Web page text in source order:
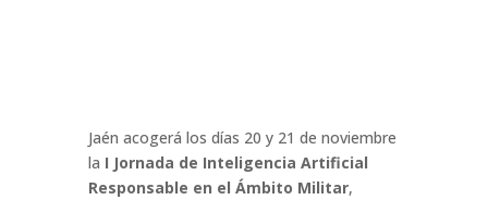
Jaén acogerá los días 20 y 21 de noviembre
la I Jornada de Inteligencia Artificial
Responsable en el Ámbito Militar,